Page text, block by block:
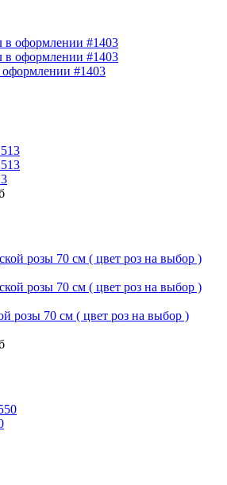
оформлении #1403
розы 70 см ( цвет роз на выбор )